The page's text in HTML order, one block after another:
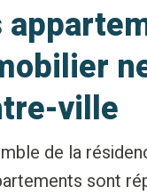
ville
de la
sont